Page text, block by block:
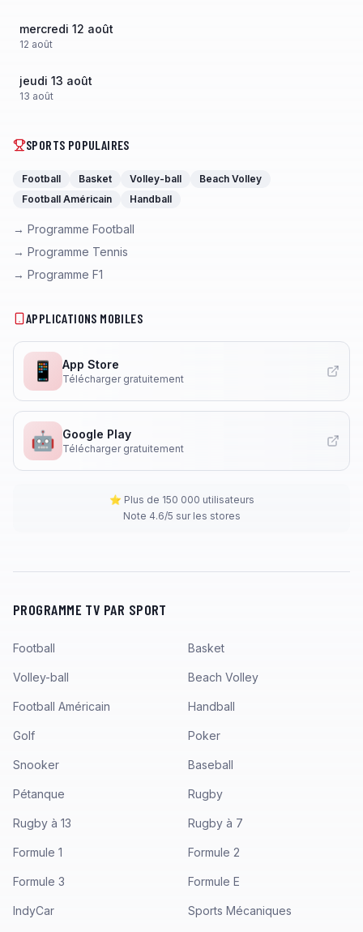
mercredi 12 août
12 août
jeudi 13 août
13 août
SPORTS POPULAIRES
Football Basket Volley-ball
Beach Volley
Football Américain
Handball
→ Programme Football
→ Programme Tennis
→ Programme F1
APPLICATIONS MOBILES
📱 App Store
Télécharger gratuitement
🤖 Google Play
Télécharger gratuitement
⭐ Plus de 150 000 utilisateurs
Note 4.6/5 sur les stores
PROGRAMME TV PAR SPORT
Football Basket
Volley-ball Beach Volley
Football Américain Handball
Golf Poker
Snooker Baseball
Pétanque Rugby
Rugby à 13 Rugby à 7
Formule 1 Formule 2
Formule 3 Formule E
IndyCar Sports Mécaniques